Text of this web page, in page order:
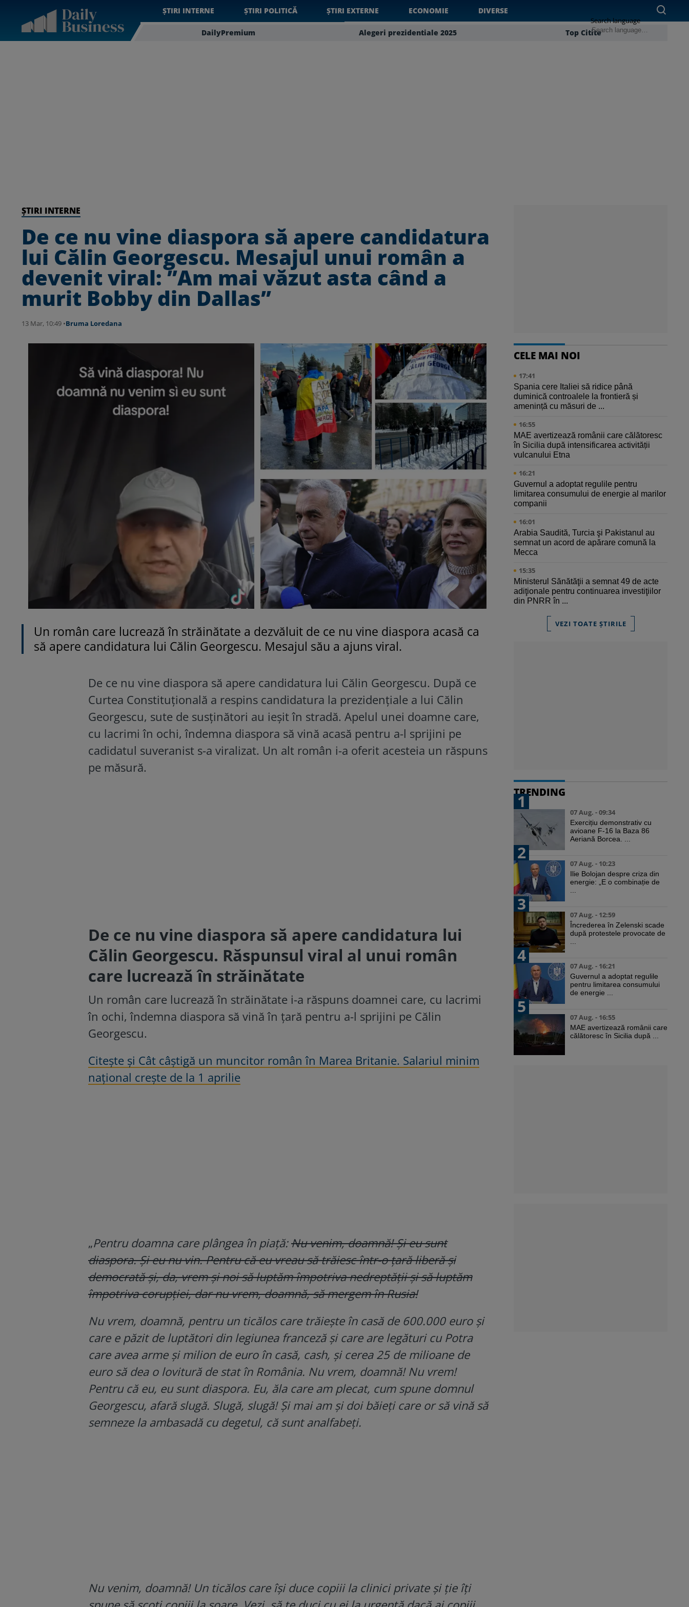
ȘTIRI INTERNE ȘTIRI POLITICĂ ȘTIRI EXTERNE ECONOMIE DIVERSE
DailyPremium Alegeri prezidentiale 2025 Top Citite
Search language
ȘTIRI INTERNE
De ce nu vine diaspora să apere candidatura
lui Călin Georgescu. Mesajul unui român a
devenit viral: ”Am mai văzut asta când a
murit Bobby din Dallas”
13 Mar, 10:49 •Bruma Loredana
Un român care lucrează în străinătate a dezvăluit de ce nu vine diaspora acasă ca
să apere candidatura lui Călin Georgescu. Mesajul său a ajuns viral.
De ce nu vine diaspora să apere candidatura lui Călin Georgescu. După ce
Curtea Constituțională a respins candidatura la prezidențiale a lui Călin
Georgescu, sute de susținători au ieșit în stradă. Apelul unei doamne care,
cu lacrimi în ochi, îndemna diaspora să vină acasă pentru a-l sprijini pe
cadidatul suveranist s-a viralizat. Un alt român i-a oferit acesteia un răspuns
pe măsură.
De ce nu vine diaspora să apere candidatura lui
Călin Georgescu. Răspunsul viral al unui român
care lucrează în străinătate
Un român care lucrează în străinătate i-a răspuns doamnei care, cu lacrimi
în ochi, îndemna diaspora să vină în țară pentru a-l sprijini pe Călin
Georgescu.
Citește și Cât câștigă un muncitor român în Marea Britanie. Salariul minim
național crește de la 1 aprilie
„Pentru doamna care plângea în piață:Nu venim, doamnă! Și eu sunt
diaspora. Și eu nu vin. Pentru că eu vreau să trăiesc într-o țară liberă și
democrată și, da, vrem și noi să luptăm împotriva nedreptății și să luptăm
împotriva corupției, dar nu vrem, doamnă, să mergem în Rusia!
Nu vrem, doamnă, pentru un ticălos care trăiește în casă de 600.000 euro și
care e păzit de luptători din legiunea franceză și care are legături cu Potra
care avea arme și milion de euro în casă, cash, și cerea 25 de milioane de
euro să dea o lovitură de stat în România. Nu vrem, doamnă! Nu vrem!
Pentru că eu, eu sunt diaspora. Eu, ăla care am plecat, cum spune domnul
Georgescu, afară slugă. Slugă, slugă! Și mai am și doi băieți care or să vină să
semneze la ambasadă cu degetul, că sunt analfabeți.
Nu venim, doamnă! Un ticălos care își duce copiii la clinici private și ție îți
CELE MAI NOI
17:41
Spania cere Italiei să ridice până
duminică controalele la frontieră și
amenință cu măsuri de ...
16:55
MAE avertizează românii care călătoresc
în Sicilia după intensificarea activității
vulcanului Etna
16:21
Guvernul a adoptat regulile pentru
limitarea consumului de energie al marilor
companii
16:01
Arabia Saudită, Turcia şi Pakistanul au
semnat un acord de apărare comună la
Mecca
15:35
Ministerul Sănătăţii a semnat 49 de acte
adiţionale pentru continuarea investiţiilor
din PNRR în ...
VEZI TOATE ȘTIRILE
TRENDING
1
07 Aug. - 09:34
Exercițiu demonstrativ cu
avioane F-16 la Baza 86
Aeriană Borcea. ...
2
07 Aug. - 10:23
Ilie Bolojan despre criza din
energie: „E o combinație de
3
07 Aug. - 12:59
Încrederea în Zelenski scade
după protestele provocate de
4
07 Aug. - 16:21
Guvernul a adoptat regulile
pentru limitarea consumului
de energie ...
5
07 Aug. - 16:55
MAE avertizează românii care
călătoresc în Sicilia după ...